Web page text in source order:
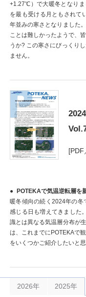
+1.27℃）で大暖冬となり
を最も受ける月ともされて
年並みの寒さとなりました
ことは難しかったようで、
うか? この寒さにびっくり
ません。
[PDF
POTEKAで気温逆転層を
暖冬傾向の続く2024年の冬
感じる日も増えてきました
識とは異なる気温層分布が
は、これまでにPOTEKAで
をいくつかご紹介したいと思
2026年 2025年